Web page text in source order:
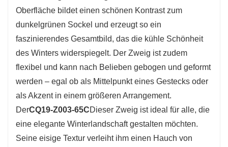
Oberfläche bildet einen schönen Kontrast zum
dunkelgrünen Sockel und erzeugt so ein
faszinierendes Gesamtbild, das die kühle Schönheit
des Winters widerspiegelt. Der Zweig ist zudem
flexibel und kann nach Belieben gebogen und geformt
werden – egal ob als Mittelpunkt eines Gestecks ​​oder
als Akzent in einem größeren Arrangement.
DerCQ19-Z003-65CDieser Zweig ist ideal für alle, die
eine elegante Winterlandschaft gestalten möchten.
Seine eisige Textur verleiht ihm einen Hauch von